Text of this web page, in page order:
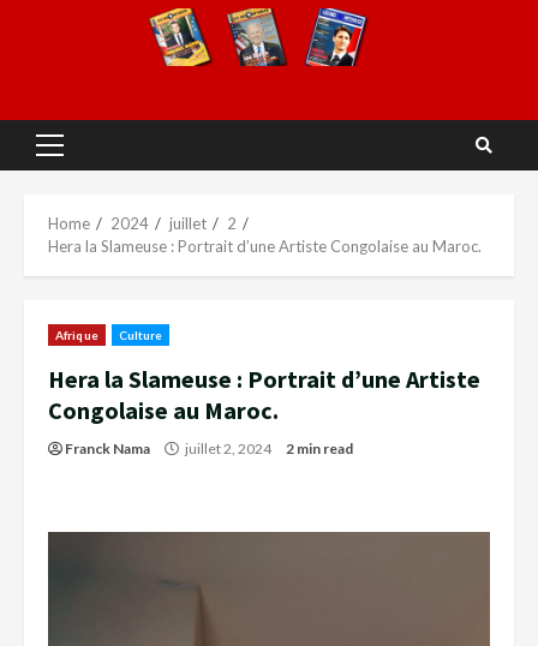
Home 2024 juillet
2
Hera la Slameuse : Portrait d’une Artiste Congolaise au Maroc.
Afrique Culture
Hera la Slameuse : Portrait d’une Artiste
Congolaise au Maroc.
Franck Nama juillet 2, 2024 2 min read